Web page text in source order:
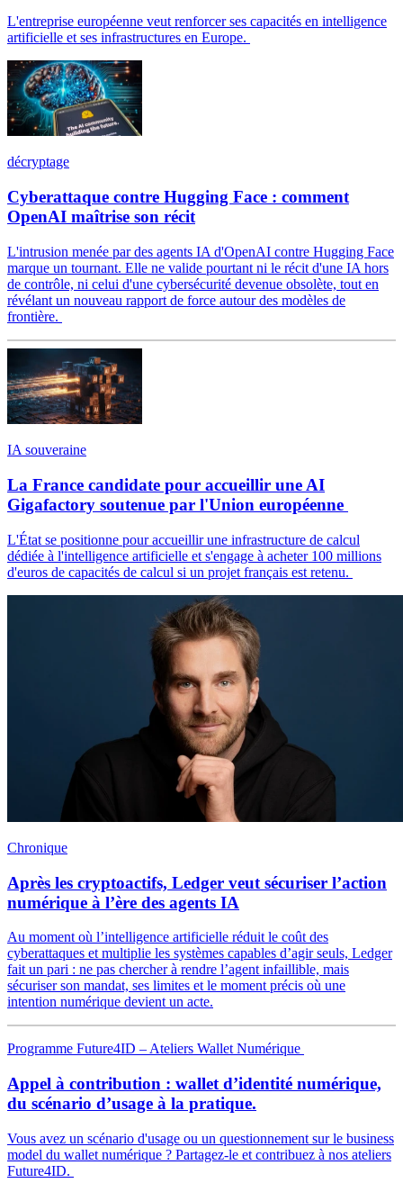
L'entreprise européenne veut renforcer ses capacités en intelligence
artificielle et ses infrastructures en Europe.
décryptage
Cyberattaque contre Hugging Face : comment
OpenAI maîtrise son récit
L'intrusion menée par des agents IA d'OpenAI contre Hugging Face
marque un tournant. Elle ne valide pourtant ni le récit d'une IA hors
de contrôle, ni celui d'une cybersécurité devenue obsolète, tout en
révélant un nouveau rapport de force autour des modèles de
frontière.
IA souveraine
La France candidate pour accueillir une AI
Gigafactory soutenue par l'Union européenne
L'État se positionne pour accueillir une infrastructure de calcul
dédiée à l'intelligence artificielle et s'engage à acheter 100 millions
d'euros de capacités de calcul si un projet français est retenu.
Chronique
Après les cryptoactifs, Ledger veut sécuriser l’action
numérique à l’ère des agents IA
Au moment où l’intelligence artificielle réduit le coût des
cyberattaques et multiplie les systèmes capables d’agir seuls, Ledger
fait un pari : ne pas chercher à rendre l’agent infaillible, mais
sécuriser son mandat, ses limites et le moment précis où une
intention numérique devient un acte.
Programme Future4ID – Ateliers Wallet Numérique
Appel à contribution : wallet d’identité numérique,
du scénario d’usage à la pratique.
Vous avez un scénario d'usage ou un questionnement sur le business
model du wallet numérique ? Partagez-le et contribuez à nos ateliers
Future4ID.